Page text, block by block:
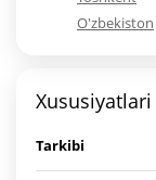
O'zbekiston
Xususiyatlari
Tarkibi